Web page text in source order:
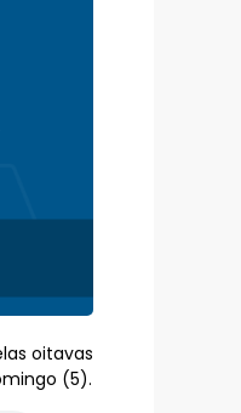
oitavas
(5).